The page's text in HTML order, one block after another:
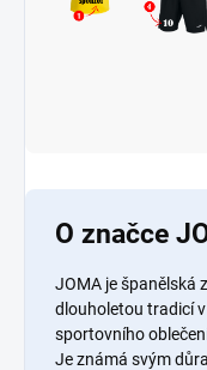
O značce
JOMA je španělská
dlouholetou tradicí
sportovního
Je známá svým